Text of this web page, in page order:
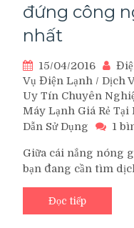
đứng công
nhất
15/04/2016
Vụ Điện Lạnh / Dịch
Uy Tín Chuyên
Máy Lạnh Giá Rẻ Tại
Dẫn Sử Dụng
1
Giữa cái nắng nóng
bạn đang cần tìm
Đọc tiếp